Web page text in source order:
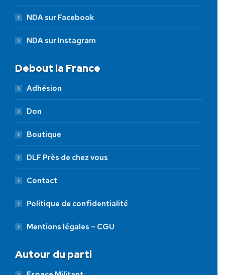
NDA sur Facebook
NDA sur Instagram
Debout la France
Adhésion
Don
Boutique
DLF Près de chez vous
Contact
Politique de confidentialité
Mentions légales – CGU
Autour du parti